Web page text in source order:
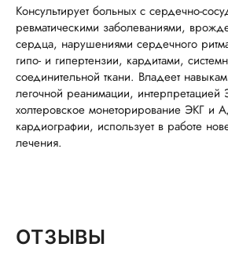
Консультирует больных с сердечно-
ревматическими заболеваниями,
сердца, нарушениями сердечного
гипо- и гипертензии, кардитами,
соединительной ткани. Владеет
легочной реанимации, интерпретацией
холтеровское монеторирование ЭКГ
кардиографии, использует в работе
лечения.
ОТЗЫВЫ